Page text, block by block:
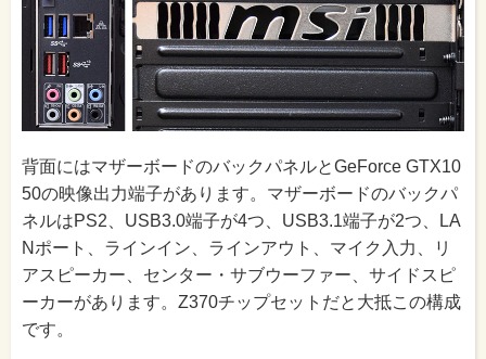
背面にはマザーボードのバックパネルとGeForce GTX10
50の映像出力端子があります。マザーボードのバックパ
ネルはPS2、USB3.0端子が4つ、USB3.1端子が2つ、LA
Nポート、ラインイン、ラインアウト、マイク入力、リ
アスピーカー、センター・サブウーファー、サイドスピ
ーカーがあります。Z370チップセットだと大抵この構成
です。